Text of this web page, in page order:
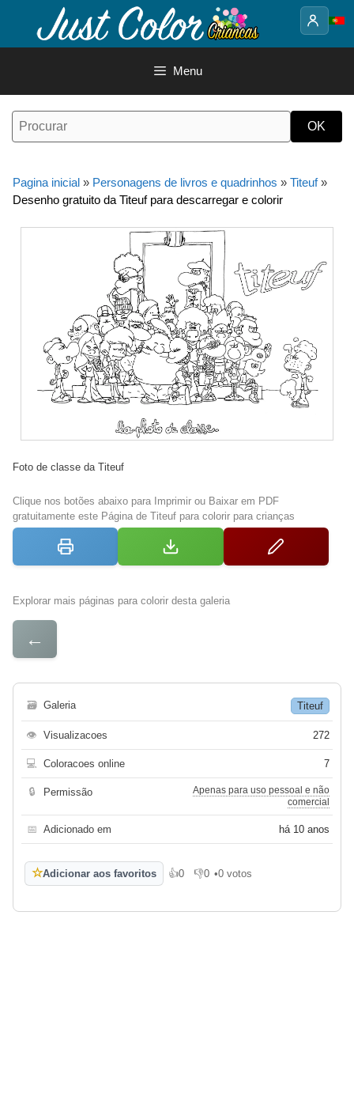
o
Menu
Pagina inicial » Personagens de livros e quadrinhos » Titeuf»
Desenho gratuito da Titeuf para descarregar e colorir
Foto de classe da Titeuf
Clique nos botões abaixo para Imprimir ou Baixar em PDF
gratuitamente este Página de Titeuf para colorir para crianças
Explorar mais páginas para colorir desta galeria
←
🗃 Galeria Titeuf
👁 Visualizacoes 272
💻 Coloracoes online 7
🔒 Permissão
Apenas para uso pessoal e não
comercial
📅 Adicionado em há 10 anos
☆Adicionar aos favoritos 👍0
Gosto 👎0
Não gosto
•0 votos